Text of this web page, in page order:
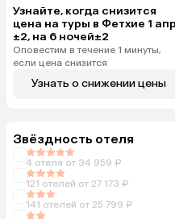
Узнайте, когда снизится
цена на туры в Фетхие 1
±2, на 6 ночей±2
Оповестим в течение 1 минуты,
если цена снизится
Узнать о снижении цены
Звёздность отеля
4 отеля от 34 959 ₽
121 отелей от 27 173 ₽
141 отелей от 25 799 ₽